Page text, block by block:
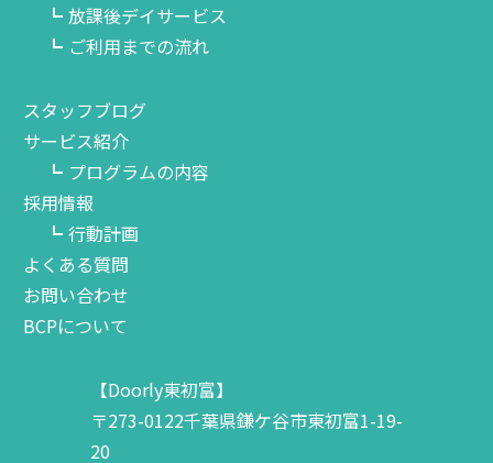
放課後デイサービス
ご利用までの流れ
スタッフブログ
サービス紹介
プログラムの内容
採用情報
行動計画
よくある質問
お問い合わせ
BCPについて
【Doorly東初富】
〒273-0122千葉県鎌ケ谷市東初富1-19-
20